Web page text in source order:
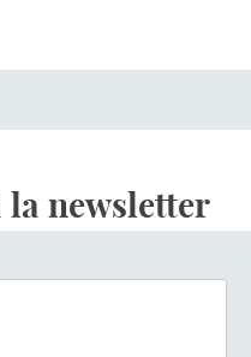
la newsletter